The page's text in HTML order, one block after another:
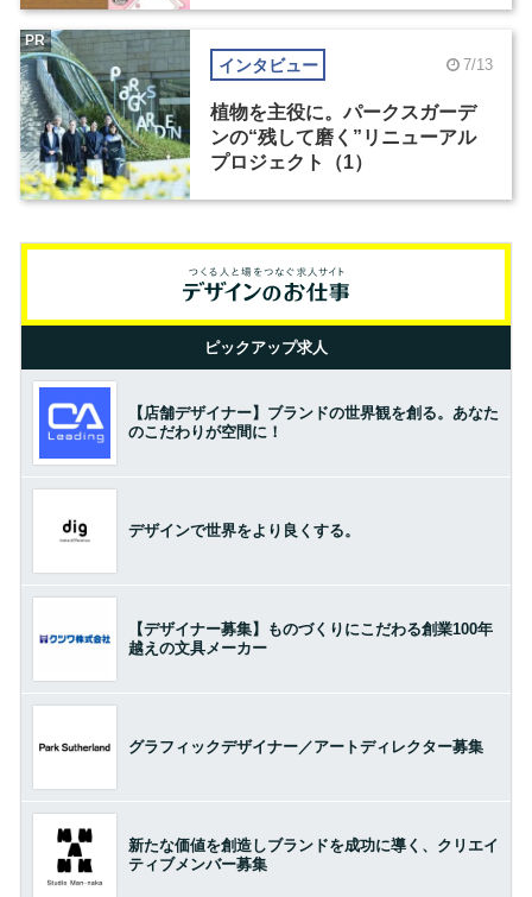
インタビュー 7/13
植物を主役に。パークスガーデ
ンの“残して磨く”リニューアル
プロジェクト（1）
PR
ピックアップ求人
【店舗デザイナー】ブランドの世界観を創る。あなた
のこだわりが空間に！
デザインで世界をより良くする。
【デザイナー募集】ものづくりにこだわる創業100年
越えの文具メーカー
グラフィックデザイナー／アートディレクター募集
新たな価値を創造しブランドを成功に導く、クリエイ
ティブメンバー募集